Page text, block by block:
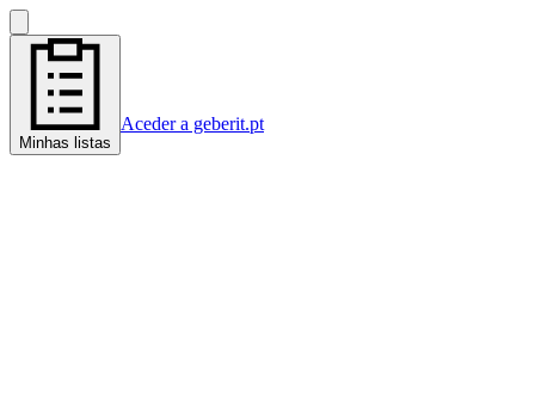
Minhas listas
Aceder a geberit.pt